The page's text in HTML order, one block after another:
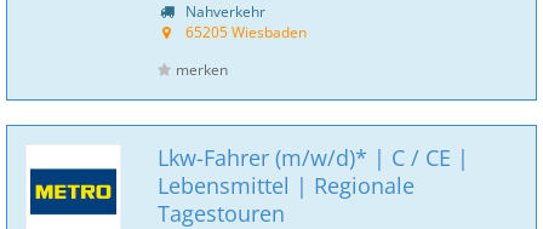
Nahverkehr
65205 Wiesbaden
merken
Lkw-Fahrer (m/w/d)* | C / CE |
Lebensmittel | Regionale
Tagestouren